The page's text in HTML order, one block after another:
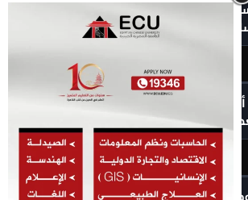
للفنون يكرم رموزاً مؤثرة ويدعو
تكتب .. حين يصبح الذكاء الاصطناعي
هل نستبدل التأمل بالاستهلاك؟
المزيد ‹
حظك اليوم الأحد 9 أغسطس 2026.. توقعات الأبراج على